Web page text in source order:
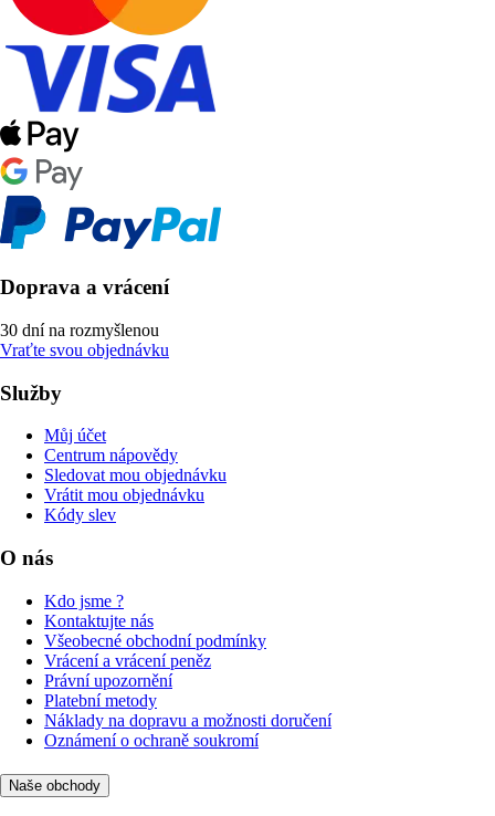
Doprava a vrácení
30 dní na rozmyšlenou
Vraťte svou objednávku
Služby
Můj účet
Centrum nápovědy
Sledovat mou objednávku
Vrátit mou objednávku
Kódy slev
O nás
Kdo jsme ?
Kontaktujte nás
Všeobecné obchodní podmínky
Vrácení a vrácení peněz
Právní upozornění
Platební metody
Náklady na dopravu a možnosti doručení
Oznámení o ochraně soukromí
Naše obchody